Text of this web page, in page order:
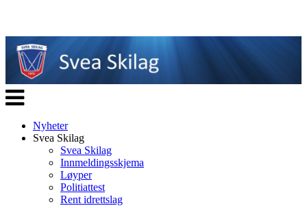
Veksle
navigasjon
Nyheter
Svea Skilag
Svea Skilag
Innmeldingsskjema
Løyper
Politiattest
Rent idrettslag